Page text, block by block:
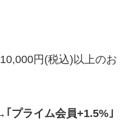
円(税込)以上のお
プライム会員+1.5%｣